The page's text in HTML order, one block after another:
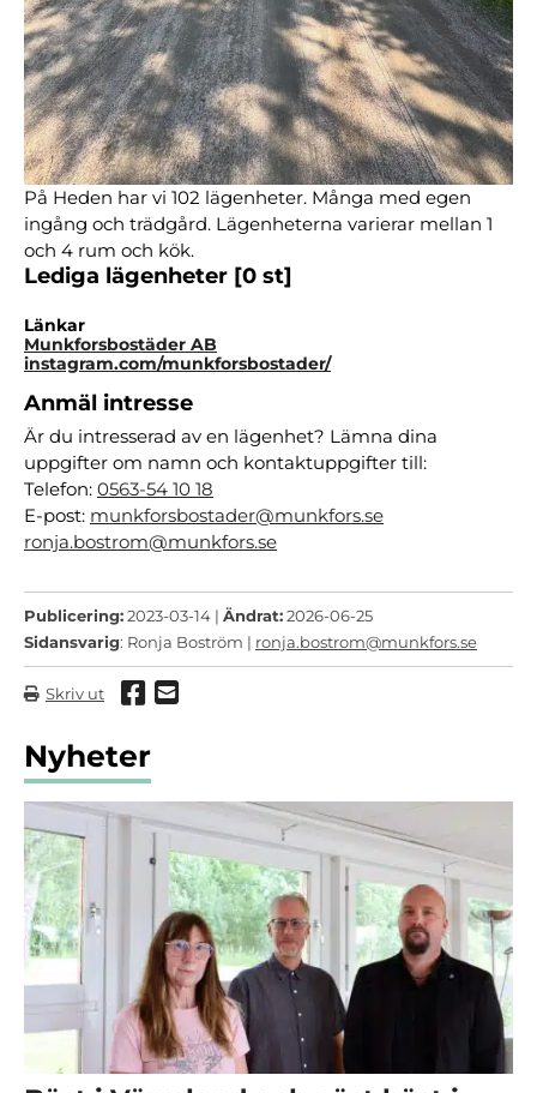
På Heden har vi 102 lägenheter. Många med egen
ingång och trädgård. Lägenheterna varierar mellan 1
och 4 rum och kök.
Lediga lägenheter [0 st]
Länkar
Munkforsbostäder AB
instagram.com/munkforsbostader/
Anmäl intresse
Är du intresserad av en lägenhet? Lämna dina
uppgifter om namn och kontaktuppgifter till:
Telefon: 0563-54 10 18
E-post: munkforsbostader@munkfors.se
ronja.bostrom@munkfors.se
Publicering:2023-03-14 | Ändrat:2026-06-25
Sidansvarig: Ronja Boström | ronja.bostrom@munkfors.se
Skriv ut Dela via Facebook
Dela via mail
Nyheter